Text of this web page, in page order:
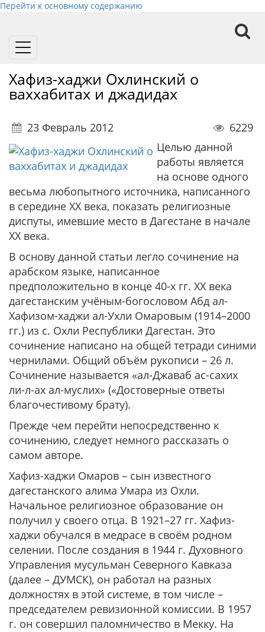
Перейти к основному содержанию
Toggle
Хафиз-хаджи Охлинский о
ваххабитах и джадидах
23 Февраль 2012
6229
Целью данной
работы является
на основе одного
весьма любопытного источника, написанного
в середине ХХ века, показать религиозные
диспуты, имевшие место в Дагестане в начале
ХХ века.
В основу данной статьи легло сочинение на
арабском языке, написанное
предположительно в конце 40-х гг. ХХ века
дагестанским учёным-богословом Абд ал-
Хафизом-хаджи ал-Ухли Омаровым (1914–2000
гг.) из с. Охли Республики Дагестан. Это
сочинение написано на общей тетради синими
чернилами. Общий объём рукописи – 26 л.
Сочинение называется «ал-Джаваб ас-сахих
ли-л-ах ал-муслих» («Достоверные ответы
благочестивому брату).
Прежде чем перейти непосредственно к
сочинению, следует немного рассказать о
самом авторе.
Хафиз-хаджи Омаров – сын известного
дагестанского алима Умара из Охли.
Начальное религиозное образование он
получил у своего отца. В 1921–27 гг. Хафиз-
хаджи обучался в медрасе в своём родном
селении. После создания в 1944 г. Духовного
Управления мусульман Северного Кавказа
(далее – ДУМСК), он работал на разных
должностях в этой системе, в том числе –
председателем ревизионной комиссии. В 1957
г. он совершил паломничество в Мекку. На